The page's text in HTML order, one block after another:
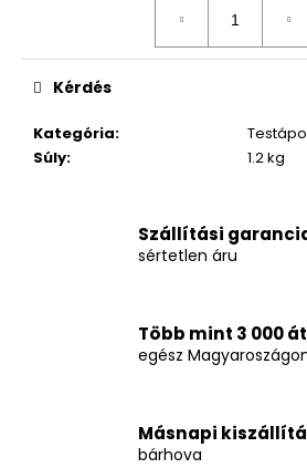
Kategória:
Súly: 1.2 kg
Kérdés
Szállítási
sértetlen áru
Több mint 3 000
egész
Másnapi
bárhova